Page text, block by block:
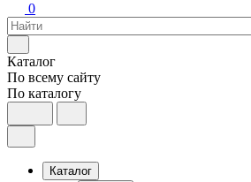
0
Каталог
По всему сайту
По каталогу
Каталог